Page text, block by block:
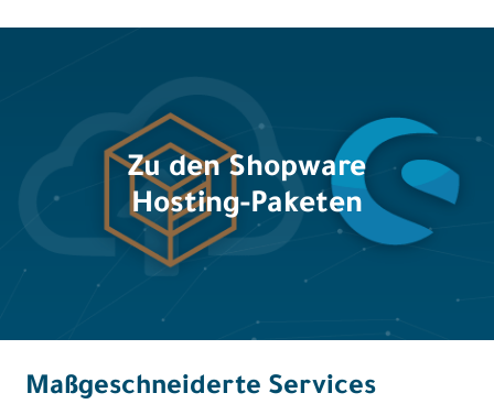
Zu den Shopware
Hosting-Paketen
Maßgeschneiderte Services